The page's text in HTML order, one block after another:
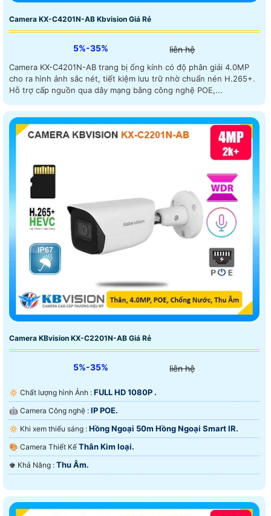
Camera KX-C4201N-AB Kbvision Giá Rẻ
5%-35% liên hệ
Camera KX-C4201N-AB trang bị ống kính có độ phân giải 4.0MP
cho ra hình ảnh sắc nét, tiết kiệm lưu trữ nhờ chuẩn nén H.265+.
Hỗ trợ cấp nguồn qua dây mạng bằng công nghệ POE,...
Camera KBvision KX-C2201N-AB Giá Rẻ
5%-35% liên hệ
🔅 Chất lượng hình Ảnh : FULL HD 1080P .
🤖️ Camera Công nghệ : IP POE.
🔅 Khi xem thiếu sáng : Hồng Ngoại 50m Hồng Ngoại Smart IR.
🎨 Camera Thiết Kế Thân Kim loại.
️♚ Khả Năng : Thu Âm.